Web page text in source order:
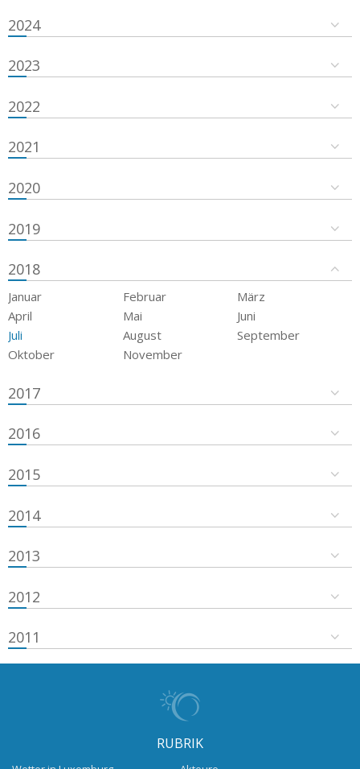
2024
2023
2022
2021
2020
2019
2018
Januar Februar
März
April
Mai
Juni
Juli
August
September
Oktober
November
2017
2016
2015
2014
2013
2012
2011
RUBRIK